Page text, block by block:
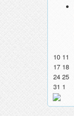
10 11
17 18
24 25
31 1